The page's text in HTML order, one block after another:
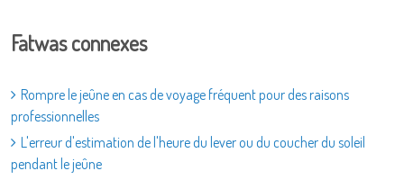
Fatwas connexes
Rompre le jeûne en cas de voyage fréquent pour des raisons
professionnelles
L'erreur d'estimation de l'heure du lever ou du coucher du soleil
pendant le jeûne